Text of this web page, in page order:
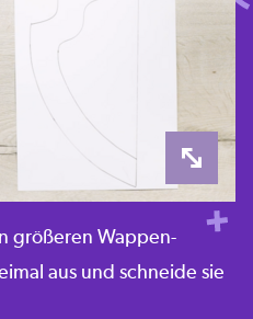
größeren Wappen-
aus und schneide sie